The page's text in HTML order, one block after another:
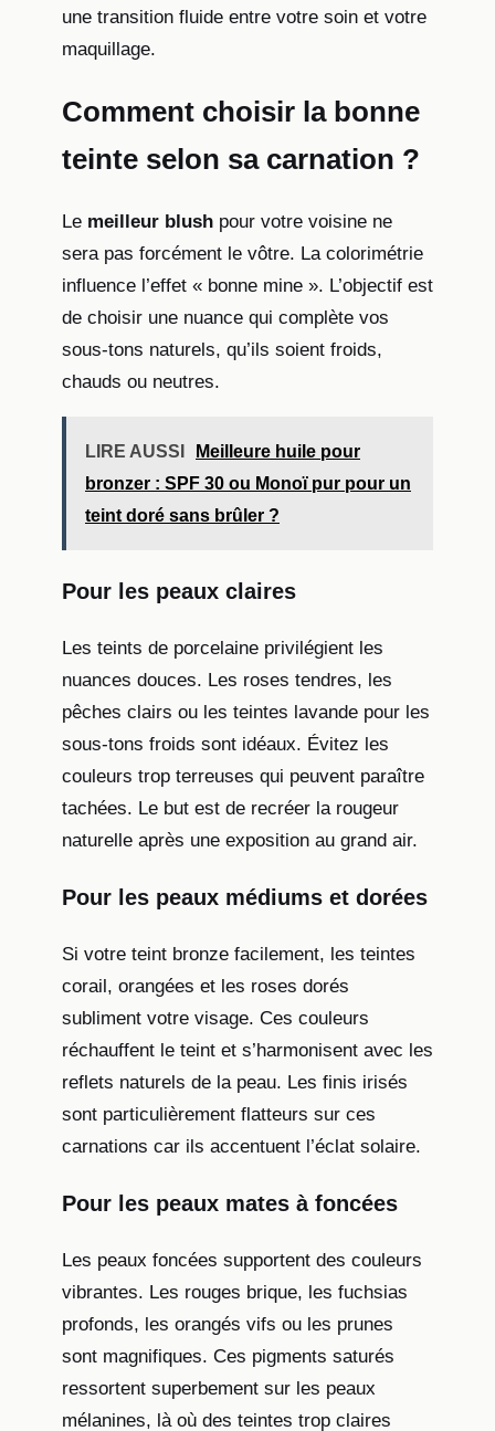
une transition fluide entre votre soin et votre
maquillage.
Comment choisir la bonne
teinte selon sa carnation ?
Le meilleur blush pour votre voisine ne
sera pas forcément le vôtre. La colorimétrie
influence l’effet « bonne mine ». L’objectif est
de choisir une nuance qui complète vos
sous-tons naturels, qu’ils soient froids,
chauds ou neutres.
LIRE AUSSI
Meilleure huile pour
bronzer : SPF 30 ou Monoï pur pour un
teint doré sans brûler ?
Pour les peaux claires
Les teints de porcelaine privilégient les
nuances douces. Les roses tendres, les
pêches clairs ou les teintes lavande pour les
sous-tons froids sont idéaux. Évitez les
couleurs trop terreuses qui peuvent paraître
tachées. Le but est de recréer la rougeur
naturelle après une exposition au grand air.
Pour les peaux médiums et dorées
Si votre teint bronze facilement, les teintes
corail, orangées et les roses dorés
subliment votre visage. Ces couleurs
réchauffent le teint et s’harmonisent avec les
reflets naturels de la peau. Les finis irisés
sont particulièrement flatteurs sur ces
carnations car ils accentuent l’éclat solaire.
Pour les peaux mates à foncées
Les peaux foncées supportent des couleurs
vibrantes. Les rouges brique, les fuchsias
profonds, les orangés vifs ou les prunes
sont magnifiques. Ces pigments saturés
ressortent superbement sur les peaux
mélanines, là où des teintes trop claires